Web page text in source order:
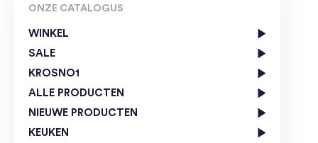
ONZE CATALOGUS
WINKEL
SALE
KROSNO1
ALLE PRODUCTEN
NIEUWE PRODUCTEN
KEUKEN